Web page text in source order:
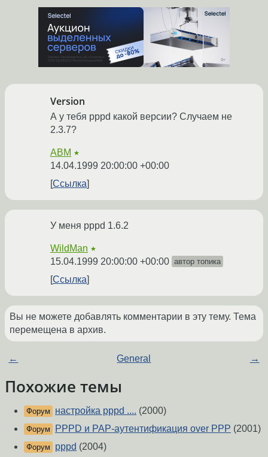
Version
А у тебя pppd какой версии? Случаем не
2.3.7?
ABM ★
14.04.1999 20:00:00 +00:00
Ссылка
У меня pppd 1.6.2
WildMan ★
15.04.1999 20:00:00 +00:00 автор топика
Ссылка
Вы не можете добавлять комментарии в эту тему. Тема
перемещена в архив.
← General →
Похожие темы
Форум настройка pppd .... (2000)
Форум PPPD и PAP-аутентификация over PPP (2001)
Форум pppd (2004)